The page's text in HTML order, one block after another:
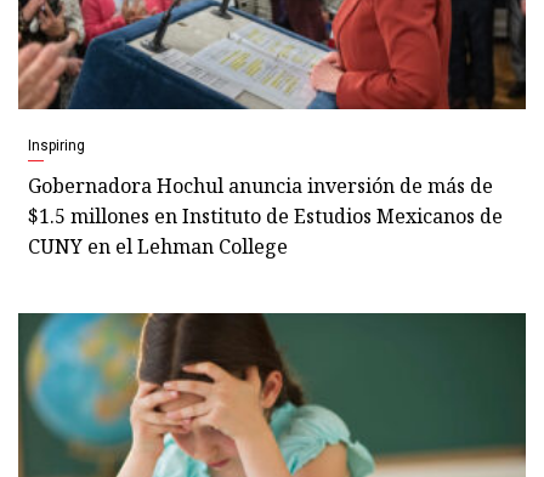
Inspiring
Gobernadora Hochul anuncia inversión de más de
$1.5 millones en Instituto de Estudios Mexicanos de
CUNY en el Lehman College